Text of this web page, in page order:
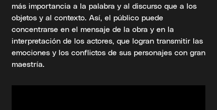
más importancia a la palabra y al discurso que a los
objetos y al contexto. Así, el público puede
concentrarse en el mensaje de la obra y en la
interpretación de los actores, que logran transmitir las
emociones y los conflictos de sus personajes con gran
maestría.